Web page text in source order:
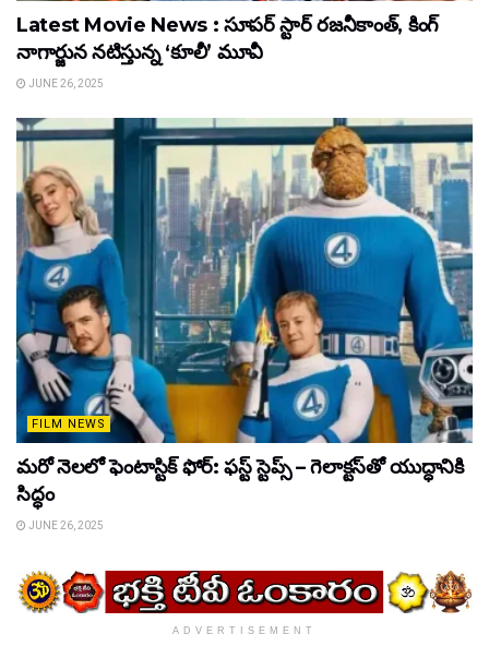
Latest Movie News : సూపర్ స్టార్ రజనీకాంత్, కింగ్
నాగార్జున నటిస్తున్న ‘కూలీ’ మూవీ
JUNE 26, 2025
FILM NEWS
మరో నెలలో ఫెంటాస్టిక్ ఫోర్: ఫస్ట్ స్టెప్స్ – గెలాక్టస్‌తో యుద్ధానికి
సిద్ధం
JUNE 26, 2025
ADVERTISEMENT